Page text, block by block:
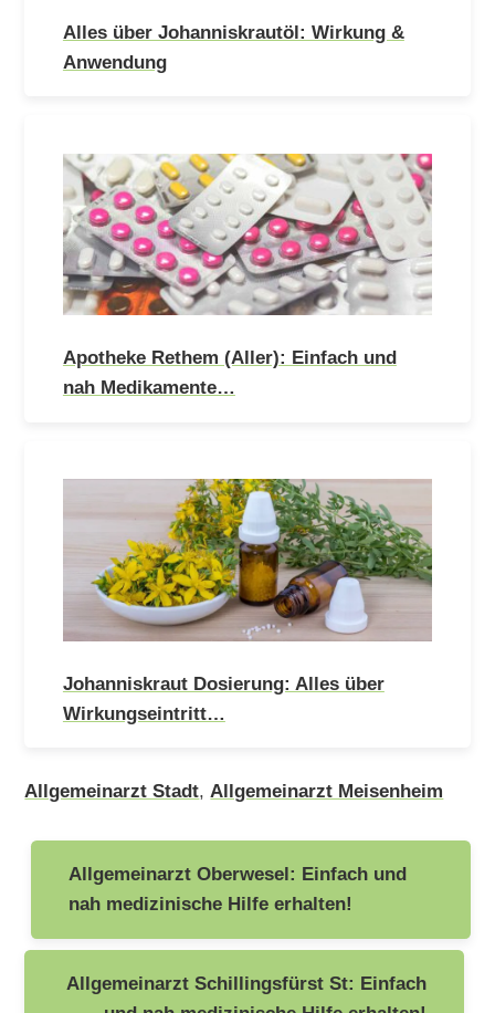
Alles über Johanniskrautöl: Wirkung &
Anwendung
Apotheke Rethem (Aller): Einfach und
nah Medikamente…
Johanniskraut Dosierung: Alles über
Wirkungseintritt…
Allgemeinarzt Stadt, Allgemeinarzt Meisenheim
Beitragsnavigation
Allgemeinarzt Oberwesel: Einfach und
nah medizinische Hilfe erhalten!
Allgemeinarzt Schillingsfürst St: Einfach